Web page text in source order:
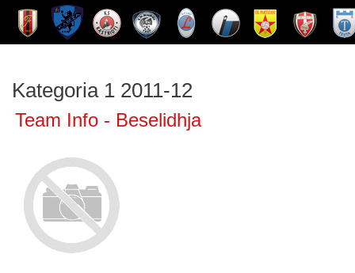
Kategoria 1 2011-12
Team Info - Beselidhja